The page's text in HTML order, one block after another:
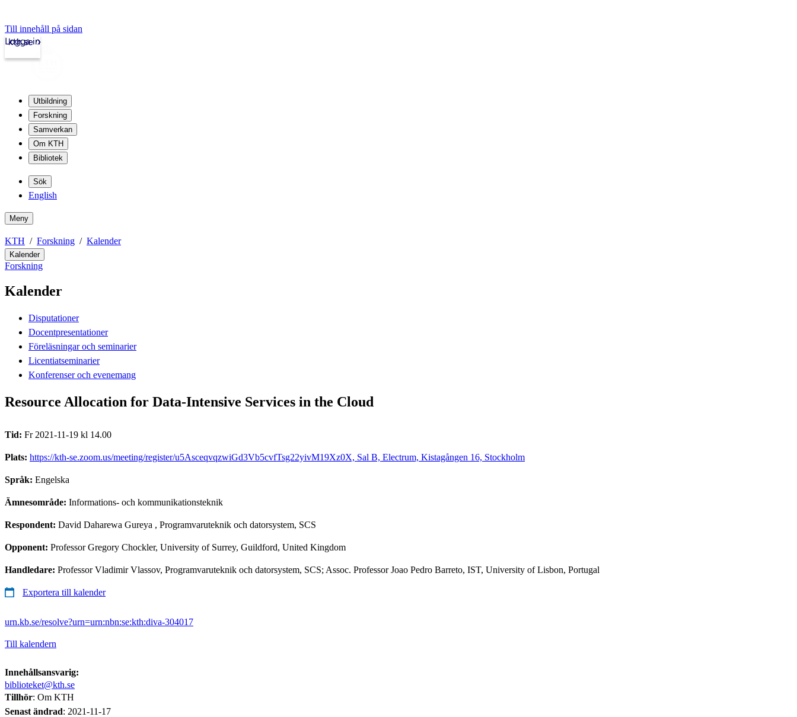
Till innehåll på sidan
kth.se
Logga in
Utbildning
Forskning
Samverkan
Om KTH
Bibliotek
Sök
English
Meny
KTH Forskning Kalender
Kalender
Forskning
Kalender
Disputationer
Docentpresentationer
Föreläsningar och seminarier
Licentiatseminarier
Konferenser och evenemang
Resource Allocation for Data-Intensive Services in the Cloud
Tid: Fr 2021-11-19 kl 14.00
Plats: https://kth-se.zoom.us/meeting/register/u5AsceqvqzwiGd3Vb5cvfTsg22yivM19Xz0X, Sal B, Electrum, Kistagången 16, Stockholm
Språk: Engelska
Ämnesområde: Informations- och kommunikationsteknik
Respondent: David Daharewa Gureya , Programvaruteknik och datorsystem, SCS
Opponent: Professor Gregory Chockler, University of Surrey, Guildford, United Kingdom
Handledare: Professor Vladimir Vlassov, Programvaruteknik och datorsystem, SCS; Assoc. Professor Joao Pedro Barreto, IST, University of Lisbon, Portugal
Exportera till kalender
urn.kb.se/resolve?urn=urn:nbn:se:kth:diva-304017
Till kalendern
Innehållsansvarig:
biblioteket@kth.se
Tillhör: Om KTH
Senast ändrad: 2021-11-17